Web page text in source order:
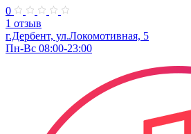
0
1 отзыв
г.Дербент, ​ул.Локомотивная, 5
Пн-Вс 08:00-23:00